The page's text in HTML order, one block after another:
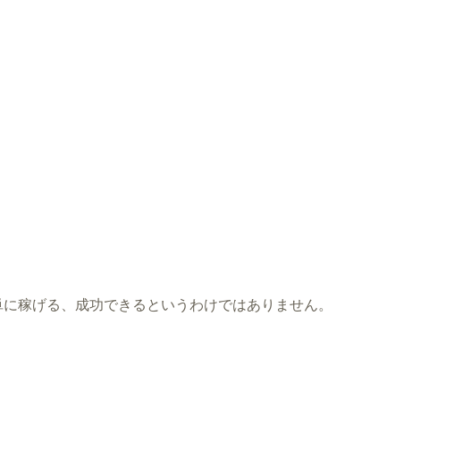
稼げる、成功できるというわけではありません。